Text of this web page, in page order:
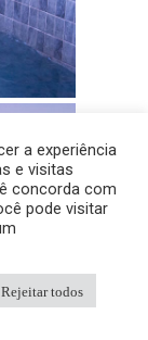
a experiência
e visitas
concorda com
pode visitar
Rejeitar todos